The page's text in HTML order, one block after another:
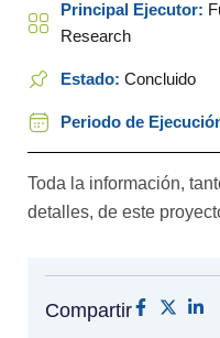
Principal Ejecutor:
Research
Estado: Concluido
Periodo de
Toda la información,
detalles, de este
Compartir